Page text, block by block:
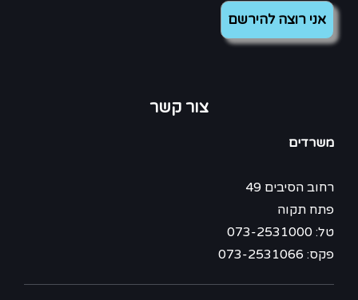
צור קשר
משרדים
רחוב הסיבים 49
פתח תקוה
טל: 073-2531000
פקס: 073-2531066